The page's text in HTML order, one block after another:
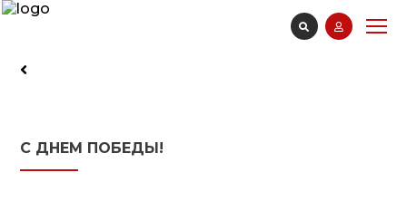
С ДНЕМ ПОБЕДЫ!